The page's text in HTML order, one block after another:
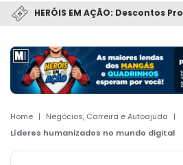
HERÓIS EM AÇÃO: Descontos
Home | Negócios, Carreira e Autoajuda
|
Líderes humanizados no mundo digital